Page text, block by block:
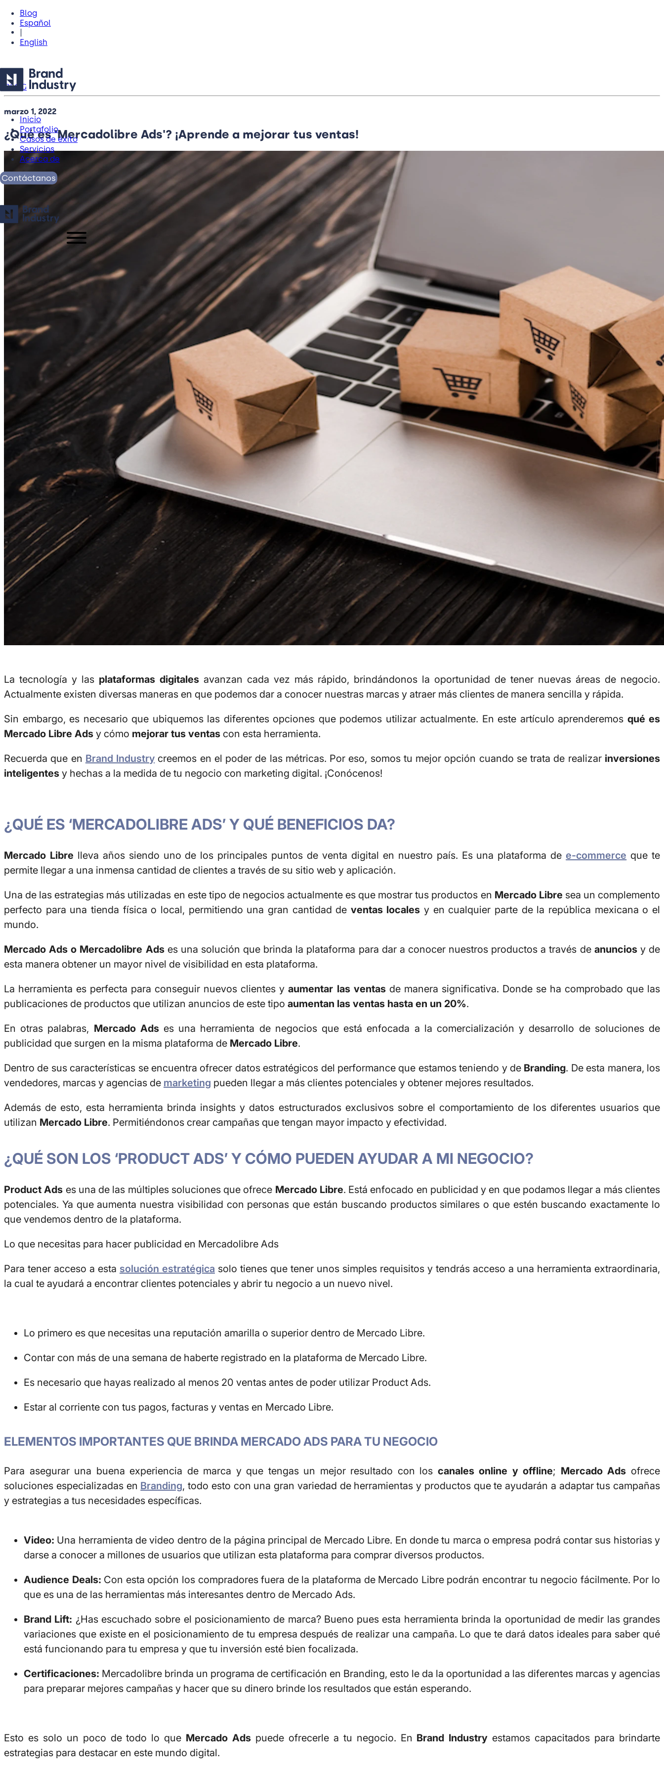
Blog
Español
|
English
Inicio
Portafolio
Casos de éxito
Servicios
Acerca de
Contáctanos
BLOG
marzo 1, 2022
¿Qué es 'Mercadolibre Ads'? ¡Aprende a mejorar tus ventas!
La tecnología y las plataformas digitales avanzan cada vez más rápido, brindándonos la oportunidad de tener nuevas áreas de negocio.
Actualmente existen diversas maneras en que podemos dar a conocer nuestras marcas y atraer más clientes de manera sencilla y rápida.
Sin embargo, es necesario que ubiquemos las diferentes opciones que podemos utilizar actualmente. En este artículo aprenderemos qué es
Mercado Libre Ads y cómo mejorar tus ventas con esta herramienta.
Recuerda que en Brand Industry creemos en el poder de las métricas. Por eso, somos tu mejor opción cuando se trata de realizar inversiones
inteligentes y hechas a la medida de tu negocio con marketing digital. ¡Conócenos!
¿QUÉ ES ‘MERCADOLIBRE ADS’ Y QUÉ BENEFICIOS DA?
Mercado Libre lleva años siendo uno de los principales puntos de venta digital en nuestro país. Es una plataforma dee-commerce que te
permite llegar a una inmensa cantidad de clientes a través de su sitio web y aplicación.
Una de las estrategias más utilizadas en este tipo de negocios actualmente es que mostrar tus productos en Mercado Libre sea un complemento
perfecto para una tienda física o local, permitiendo una gran cantidad de ventas locales y en cualquier parte de la república mexicana o el
mundo.
Mercado Ads o Mercadolibre Ads es una solución que brinda la plataforma para dar a conocer nuestros productos a través deanuncios y de
esta manera obtener un mayor nivel de visibilidad en esta plataforma.
La herramienta es perfecta para conseguir nuevos clientes yaumentar las ventasde manera significativa. Donde se ha comprobado que las
publicaciones de productos que utilizan anuncios de este tipo aumentan las ventas hasta en un 20%.
En otras palabras, Mercado Ads es una herramienta de negocios que está enfocada a la comercialización y desarrollo de soluciones de
publicidad que surgen en la misma plataforma de Mercado Libre.
Dentro de sus características se encuentra ofrecer datos estratégicos del performance que estamos teniendo y de Branding. De esta manera, los
vendedores, marcas y agencias de marketing pueden llegar a más clientes potenciales y obtener mejores resultados.
Además de esto, esta herramienta brinda insights y datos estructurados exclusivos sobre el comportamiento de los diferentes usuarios que
utilizan Mercado Libre. Permitiéndonos crear campañas que tengan mayor impacto y efectividad.
¿QUÉ SON LOS ‘PRODUCT ADS’ Y CÓMO PUEDEN AYUDAR A MI NEGOCIO?
Product Ads es una de las múltiples soluciones que ofrece Mercado Libre. Está enfocado en publicidad y en que podamos llegar a más clientes
potenciales. Ya que aumenta nuestra visibilidad con personas que están buscando productos similares o que estén buscando exactamente lo
que vendemos dentro de la plataforma.
Lo que necesitas para hacer publicidad en Mercadolibre Ads
Para tener acceso a esta solución estratégica solo tienes que tener unos simples requisitos y tendrás acceso a una herramienta extraordinaria,
la cual te ayudará a encontrar clientes potenciales y abrir tu negocio a un nuevo nivel.
Lo primero es que necesitas una reputación amarilla o superior dentro de Mercado Libre.
Contar con más de una semana de haberte registrado en la plataforma de Mercado Libre.
Es necesario que hayas realizado al menos 20 ventas antes de poder utilizar Product Ads.
Estar al corriente con tus pagos, facturas y ventas en Mercado Libre.
ELEMENTOS IMPORTANTES QUE BRINDA MERCADO ADS PARA TU NEGOCIO
Para asegurar una buena experiencia de marca y que tengas un mejor resultado con los canales online y offline; Mercado Ads ofrece
soluciones especializadas en Branding, todo esto con una gran variedad de herramientas y productos que te ayudarán a adaptar tus campañas
y estrategias a tus necesidades específicas.
Video: Una herramienta de video dentro de la página principal de Mercado Libre. En donde tu marca o empresa podrá contar sus historias y
darse a conocer a millones de usuarios que utilizan esta plataforma para comprar diversos productos.
Audience Deals: Con esta opción los compradores fuera de la plataforma de Mercado Libre podrán encontrar tu negocio fácilmente. Por lo
que es una de las herramientas más interesantes dentro de Mercado Ads.
Brand Lift: ¿Has escuchado sobre el posicionamiento de marca? Bueno pues esta herramienta brinda la oportunidad de medir las grandes
variaciones que existe en el posicionamiento de tu empresa después de realizar una campaña. Lo que te dará datos ideales para saber qué
está funcionando para tu empresa y que tu inversión esté bien focalizada.
Certificaciones: Mercadolibre brinda un programa de certificación en Branding, esto le da la oportunidad a las diferentes marcas y agencias
para preparar mejores campañas y hacer que su dinero brinde los resultados que están esperando.
Esto es solo un poco de todo lo que Mercado Ads puede ofrecerle a tu negocio. En Brand Industry estamos capacitados para brindarte
estrategias para destacar en este mundo digital.